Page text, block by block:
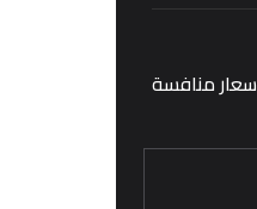
منافسة